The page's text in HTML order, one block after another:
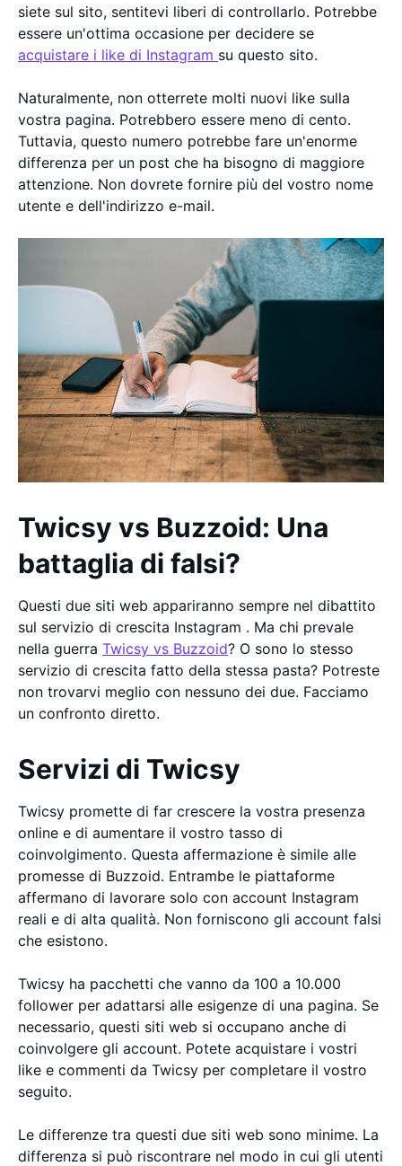
siete sul sito, sentitevi liberi di controllarlo. Potrebbe
essere un'ottima occasione per decidere se
acquistare i like di Instagram su questo sito.
Naturalmente, non otterrete molti nuovi like sulla
vostra pagina. Potrebbero essere meno di cento.
Tuttavia, questo numero potrebbe fare un'enorme
differenza per un post che ha bisogno di maggiore
attenzione. Non dovrete fornire più del vostro nome
utente e dell'indirizzo e-mail.
Twicsy vs Buzzoid: Una
battaglia di falsi?
Questi due siti web appariranno sempre nel dibattito
sul servizio di crescita Instagram . Ma chi prevale
nella guerra Twicsy vs Buzzoid? O sono lo stesso
servizio di crescita fatto della stessa pasta? Potreste
non trovarvi meglio con nessuno dei due. Facciamo
un confronto diretto.
Servizi di Twicsy
Twicsy promette di far crescere la vostra presenza
online e di aumentare il vostro tasso di
coinvolgimento. Questa affermazione è simile alle
promesse di Buzzoid. Entrambe le piattaforme
affermano di lavorare solo con account Instagram
reali e di alta qualità. Non forniscono gli account falsi
che esistono.
Twicsy ha pacchetti che vanno da 100 a 10.000
follower per adattarsi alle esigenze di una pagina. Se
necessario, questi siti web si occupano anche di
coinvolgere gli account. Potete acquistare i vostri
like e commenti da Twicsy per completare il vostro
seguito.
Le differenze tra questi due siti web sono minime. La
differenza si può riscontrare nel modo in cui gli utenti